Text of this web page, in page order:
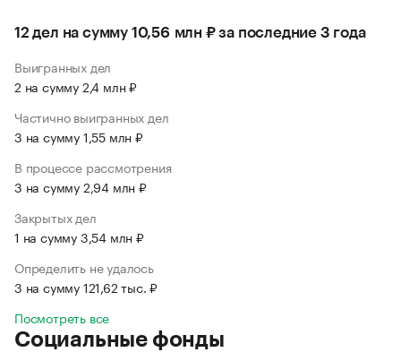
12 дел на сумму 10,56 млн ₽ за последние 3 года
Выигранных дел
2 на сумму 2,4 млн ₽
Частично выигранных дел
3 на сумму 1,55 млн ₽
В процессе рассмотрения
3 на сумму 2,94 млн ₽
Закрытых дел
1 на сумму 3,54 млн ₽
Определить не удалось
3 на сумму 121,62 тыс. ₽
Посмотреть все
Социальные фонды